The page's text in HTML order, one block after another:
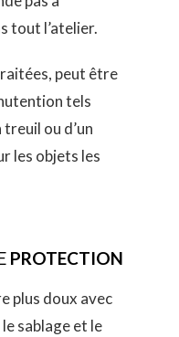
tout l’atelier.
peut être
tels
treuil ou d’un
les objets les
PROTECTION
plus doux avec
sablage et le